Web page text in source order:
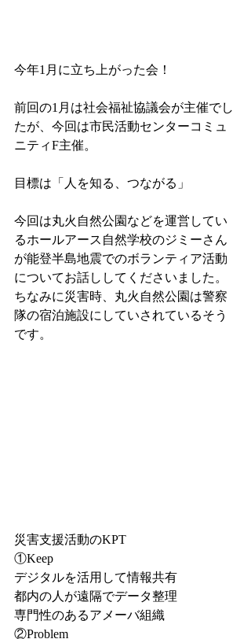
今年1月に立ち上がった会！
前回の1月は社会福祉協議会が主催でし
たが、今回は市民活動センターコミュ
ニティF主催。
目標は「人を知る、つながる」
今回は丸火自然公園などを運営してい
るホールアース自然学校のジミーさん
が能登半島地震でのボランティア活動
についてお話ししてくださいました。
ちなみに災害時、丸火自然公園は警察
隊の宿泊施設にしていされているそう
です。
災害支援活動のKPT
①Keep
デジタルを活用して情報共有
都内の人が遠隔でデータ整理
専門性のあるアメーバ組織
②Problem